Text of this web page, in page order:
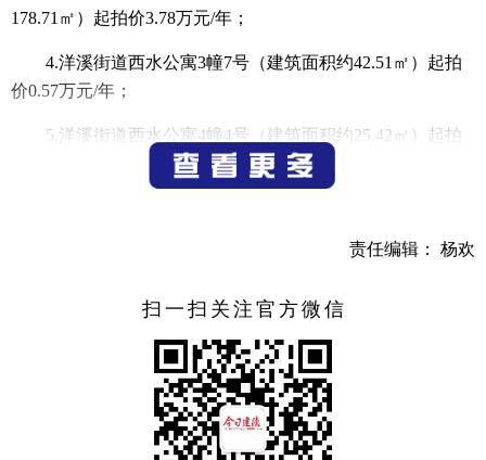
178.71㎡）起拍价3.78万元/年；
4.洋溪街道西水公寓3幢7号（建筑面积约42.51㎡）起拍
价0.57万元/年；
5.洋溪街道西水公寓4幢4号（建筑面积约25.42㎡）起拍
报名起止时间：2025年12月29日09：00—2026年1月7日
11：00（北京时间）。
竞价时间：2026年1月7日14：00—16：00（延时阶段除
报名及竞价地点：有意竞买人须在上述报名时间内登
责任编辑： 杨欢
扫一扫关注官方微信